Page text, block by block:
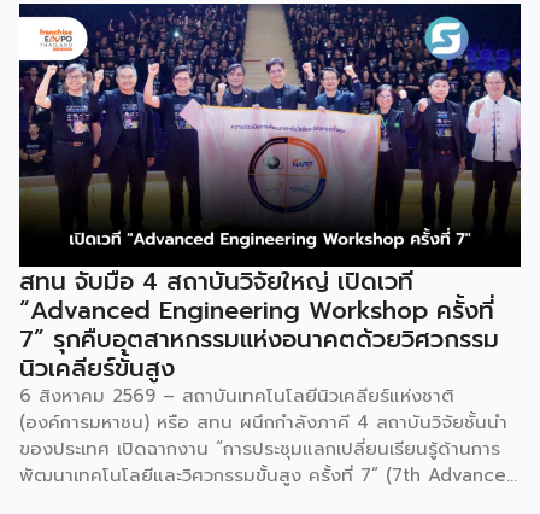
สทน จับมือ 4 สถาบันวิจัยใหญ่ เปิดเวที
“Advanced Engineering Workshop ครั้งที่
7” รุกคืบอุตสาหกรรมแห่งอนาคตด้วยวิศวกรรม
นิวเคลียร์ขั้นสูง
6 สิงหาคม 2569 – สถาบันเทคโนโลยีนิวเคลียร์แห่งชาติ
(องค์การมหาชน) หรือ สทน ผนึกกำลังภาคี 4 สถาบันวิจัยชั้นนำ
ของประเทศ เปิดฉากงาน “การประชุมแลกเปลี่ยนเรียนรู้ด้านการ
พัฒนาเทคโนโลยีและวิศวกรรมขั้นสูง ครั้งที่ 7” (7th Advanced